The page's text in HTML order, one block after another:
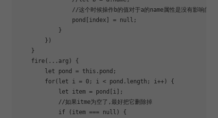
//这个时候操作b的值对于a的name属性是没有影响的
                pond[index] =
null ;
            }
        })
    }
    fire(...arg) {
let pond = this .pond;
for( let i = 0 ; i < pond.length; i++) {
let item = pond[i];
//如果itme为空了,最好把它删除掉
if (item === null ) {